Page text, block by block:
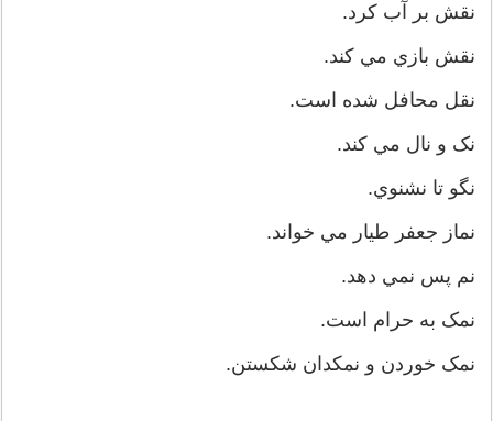
نقش بر آب کرد.
نقش بازي مي کند.
نقل محافل شده است.
نک و نال مي کند.
نگو تا نشنوي.
نماز جعفر طيار مي خواند.
نم پس نمي دهد.
نمک به حرام است.
نمک خوردن و نمکدان شکستن.